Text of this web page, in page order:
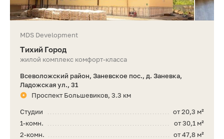
MDS Development
Тихий Город
жилой комплекс комфорт-класса
Всеволожский район, Заневское пос., д. Заневка,
Ладожская ул., 31
Проспект Большевиков, 3.3 км
от 20,3 м²
Студии
от 30,1 м²
1-комн.
от 47,8 м²
2-комн.